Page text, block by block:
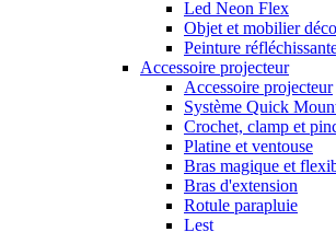
Led Neon Flex
Objet et mobilier
Peinture
Accessoire projecteur
Accessoire projecteur
Système Quick
Crochet, clamp et
Platine et ventouse
Bras magique et
Bras d'extension
Rotule parapluie
Lest